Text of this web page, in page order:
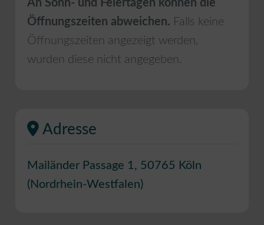
An Sonn- und Feiertagen können die
Öffnungszeiten abweichen. Falls keine
Öffnungszeiten angezeigt werden,
wurden diese nicht angegeben.
Adresse
Mailänder Passage 1, 50765 Köln
( Nordrhein-Westfalen)